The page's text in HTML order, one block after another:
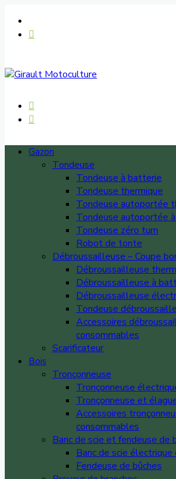
Gazon
Tondeuse
Tondeuse à batterie
Tondeuse thermique
Tondeuse autoportée
Tondeuse autoportée
Tondeuse zéro turn
Robot de tonte
Débroussailleuse – Coupe
Débroussailleuse
Débroussailleuse à
Débroussailleuse
Tondeuse
Accessoires
consommables
Scarificateur
Bois
Tronçonneuse
Tronçonneuse
Tronçonneuse et
Accessoires
consommables
Banc de scie et fendeuse de
Banc de scie
Fendeuse de bûches